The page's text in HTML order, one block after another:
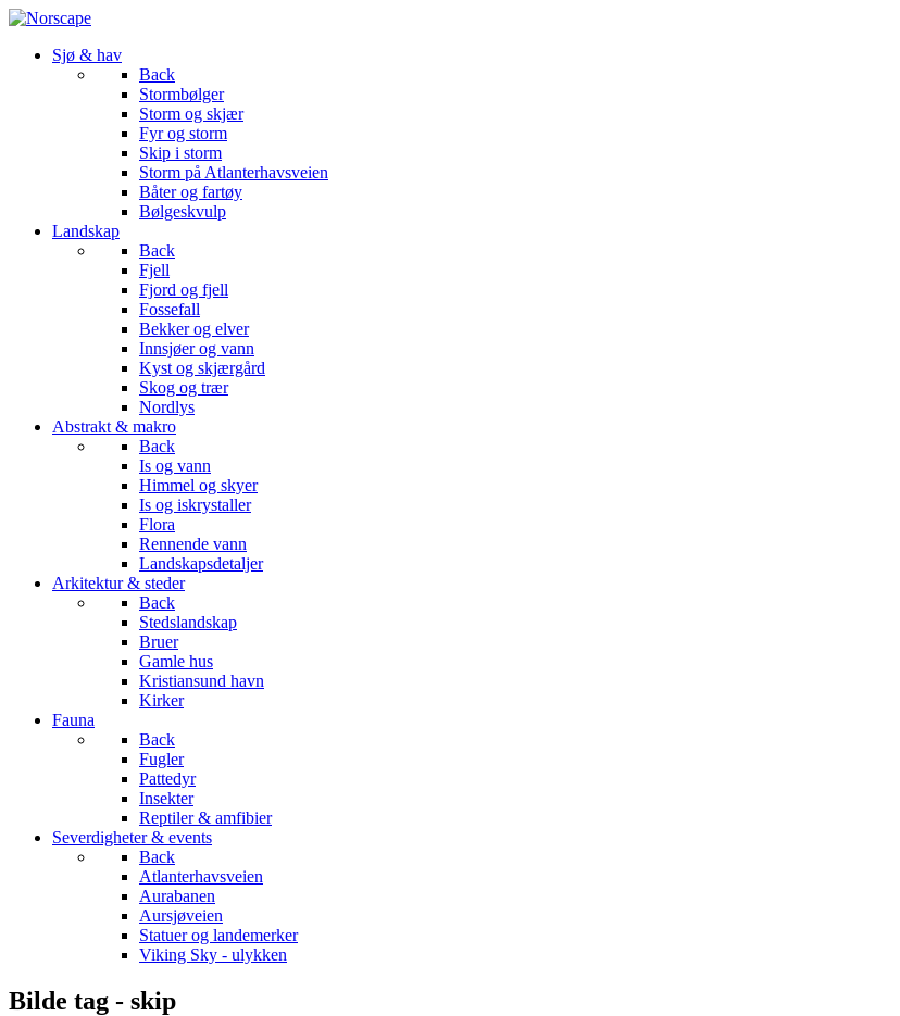
Sjø & hav
Back
Stormbølger
Storm og skjær
Fyr og storm
Skip i storm
Storm på Atlanterhavsveien
Båter og fartøy
Bølgeskvulp
Landskap
Back
Fjell
Fjord og fjell
Fossefall
Bekker og elver
Innsjøer og vann
Kyst og skjærgård
Skog og trær
Nordlys
Abstrakt & makro
Back
Is og vann
Himmel og skyer
Is og iskrystaller
Flora
Rennende vann
Landskapsdetaljer
Arkitektur & steder
Back
Stedslandskap
Bruer
Gamle hus
Kristiansund havn
Kirker
Fauna
Back
Fugler
Pattedyr
Insekter
Reptiler & amfibier
Severdigheter & events
Back
Atlanterhavsveien
Aurabanen
Aursjøveien
Statuer og landemerker
Viking Sky - ulykken
Bilde tag - skip